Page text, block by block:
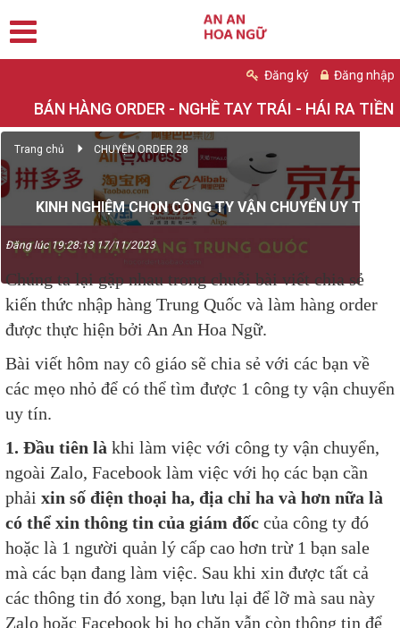
Đăng ký Đăng nhập
BÁN HÀNG ORDER - NGHỀ TAY TRÁI - HÁI RA TIỀN
Trang chủ CHUYỆN ORDER 28
KINH NGHIỆM CHỌN CÔNG TY VẬN CHUYỂN UY TÍN
Đăng lúc 19:28:13 17/11/2023
Chúng ta lại gặp nhau trong chuỗi bài viết chia sẻ
kiến thức nhập hàng Trung Quốc và làm hàng order
được thực hiện bởi An An Hoa Ngữ.
Bài viết hôm nay cô giáo sẽ chia sẻ với các bạn về
các mẹo nhỏ để có thể tìm được 1 công ty vận chuyển
uy tín.
1. Đầu tiên là khi làm việc với công ty vận chuyển,
ngoài Zalo, Facebook làm việc với họ các bạn cần
phải xin số điện thoại ha, địa chỉ ha và hơn nữa là
có thể xin thông tin của giám đốc của công ty đó
hoặc là 1 người quản lý cấp cao hơn trừ 1 bạn sale
mà các bạn đang làm việc. Sau khi xin được tất cả
các thông tin đó xong, bạn lưu lại để lỡ mà sau này
Zalo hoặc Facebook bị họ chặn vẫn còn thông tin để